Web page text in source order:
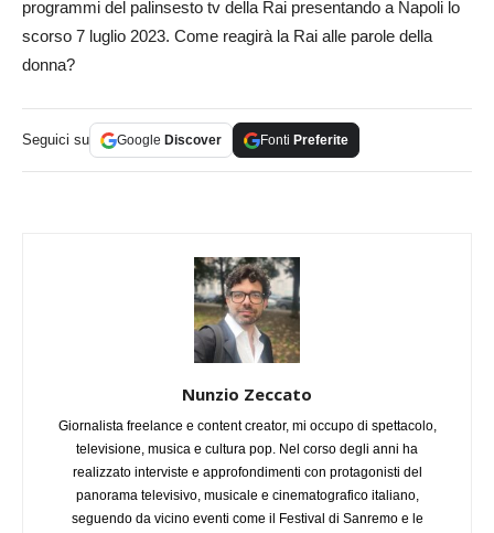
programmi del palinsesto tv della Rai presentando a Napoli lo
scorso 7 luglio 2023. Come reagirà la Rai alle parole della
donna?
Seguici su Google Discover Fonti Preferite
Nunzio Zeccato
Giornalista freelance e content creator, mi occupo di spettacolo,
televisione, musica e cultura pop. Nel corso degli anni ha
realizzato interviste e approfondimenti con protagonisti del
panorama televisivo, musicale e cinematografico italiano,
seguendo da vicino eventi come il Festival di Sanremo e le